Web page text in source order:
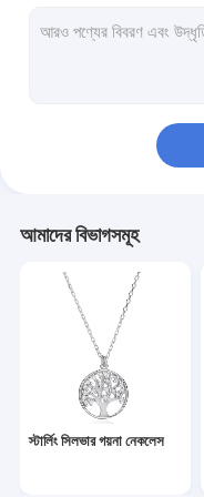
স্টার্লিং সিলভার গয়না ব্রেসলেট
কাস্টম সিলভার ব্রেসলেট
স্টার্লিং সিলভার নেকলেস চেইন
চিঠিপত্রের অলঙ্কার
আমাদের বিভাগসমূহ
স্টার্লিং সিলভার গয়না নেকলেস